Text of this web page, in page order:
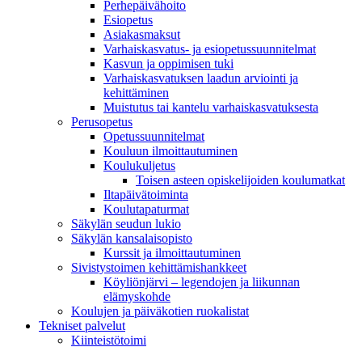
Perhepäivähoito
Esiopetus
Asiakasmaksut
Varhaiskasvatus- ja esiopetussuunnitelmat
Kasvun ja oppimisen tuki
Varhaiskasvatuksen laadun arviointi ja
kehittäminen
Muistutus tai kantelu varhaiskasvatuksesta
Perusopetus
Opetussuunnitelmat
Kouluun ilmoittautuminen
Koulukuljetus
Toisen asteen opiskelijoiden koulumatkat
Iltapäivätoiminta
Koulutapaturmat
Säkylän seudun lukio
Säkylän kansalaisopisto
Kurssit ja ilmoittautuminen
Sivistystoimen kehittämishankkeet
Köyliönjärvi – legendojen ja liikunnan
elämyskohde
Koulujen ja päiväkotien ruokalistat
Tekniset palvelut
Kiinteistötoimi